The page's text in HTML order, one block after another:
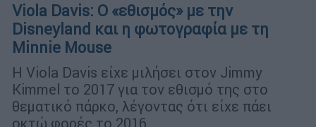
Viola Davis: Ο «εθισμός» με την
Disneyland και η φωτογραφία με τη
Minnie Mouse
Η Viola Davis είχε μιλήσει στον Jimmy
Kimmel το 2017 για τον εθισμό της στο
θεματικό πάρκο, λέγοντας ότι είχε πάει
οκτώ φορές το 2016